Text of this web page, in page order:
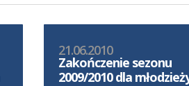
21.06.2010
Zakończenie sezonu
2009/2010 dla